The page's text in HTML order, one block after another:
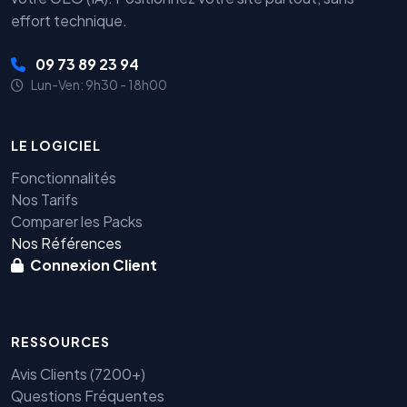
effort technique.
09 73 89 23 94
Lun-Ven: 9h30 - 18h00
LE LOGICIEL
Fonctionnalités
Nos Tarifs
Comparer les Packs
Nos Références
Connexion Client
RESSOURCES
Avis Clients (7200+)
Questions Fréquentes